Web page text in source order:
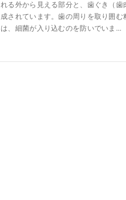
れる外から見える部分と、歯ぐき（
成されています。歯の周りを取り囲
は、細菌が入り込むのを防いでいま...